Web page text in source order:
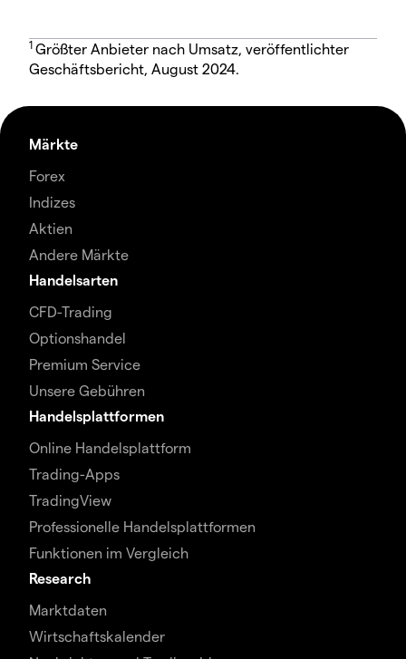
1 Größter Anbieter nach Umsatz, veröffentlichter
Geschäftsbericht, August 2024.
Märkte
Forex
Indizes
Aktien
Andere Märkte
Handelsarten
CFD-Trading
Optionshandel
Premium Service
Unsere Gebühren
Handelsplattformen
Online Handelsplattform
Trading-Apps
TradingView
Professionelle Handelsplattformen
Funktionen im Vergleich
Research
Marktdaten
Wirtschaftskalender